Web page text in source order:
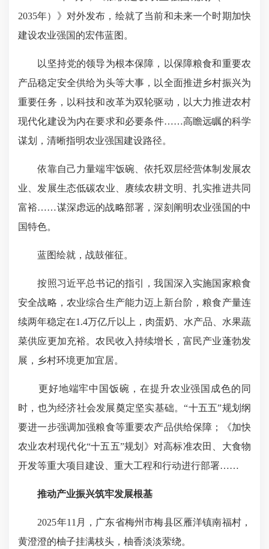
2035年）》对外发布，绘就了当前和未来一个时期加快
建设农业强国的宏伟蓝图。
以坚持党的领导为根本保障，以保障粮食和重要农
产品稳定安全供给为头等大事，以全面推进乡村振兴为
重要任务，以科技和改革为双轮驱动，以大力推进农村
现代化建设为内在要求和必要条件……高瞻远瞩的科学
谋划，清晰指明农业强国建设路径。
依靠自己力量端牢饭碗、依托双层经营体制发展农
业、发展生态低碳农业、赓续农耕文明、扎实推进共同
富裕……谋深虑远的战略部署，深刻阐明农业强国的中
国特色。
蓝图绘就，战鼓催征。
按照习近平总书记的指引，我国深入实施国家粮食
安全战略，农业综合生产能力迈上新台阶，粮食产量连
续两年稳定在1.4万亿斤以上，肉蛋奶、水产品、水果蔬
菜供应更加充裕。农民收入持续增长，富民产业蓬勃发
展，乡村环境更加宜居。
更好地端牢中国饭碗，在提升农业强国成色的同
时，也为经济社会发展奠定坚实基础。“十五五”规划纲
要进一步强调加强粮食等重要农产品供给保障；《加快
农业农村现代化“十五五”规划》对高标准农田、大食物
开发等重大项目建设、重大工程和行动进行部署……
推动产业振兴筑牢发展根基
2025年11月，广东省梅州市梅县区雁洋镇南福村，
黄澄澄的柚子挂满枝头，柚香淡淡萦绕。